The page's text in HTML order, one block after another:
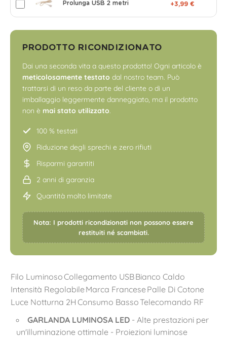
Prolunga USB 2 metri +3,99 €
PRODOTTO RICONDIZIONATO
Dai una seconda vita a questo prodotto! Ogni articolo è
meticolosamente testato dal nostro team. Può
trattarsi di un reso da parte del cliente o di un
imballaggio leggermente danneggiato, ma il prodotto
non è mai stato utilizzato.
100 % testati
Riduzione degli sprechi e zero rifiuti
Risparmi garantiti
2 anni di garanzia
Quantità molto limitate
Nota: I prodotti ricondizionati non possono essere
restituiti né scambiati.
Filo LuminosoCollegamento USBBianco Caldo
Intensità Regolabile Marca Francese Palle Di Cotone
Luce Notturna 2H Consumo BassoTelecomando RF
GARLANDA LUMINOSA LED - Alte prestazioni per
un'illuminazione ottimale - Proiezioni luminose